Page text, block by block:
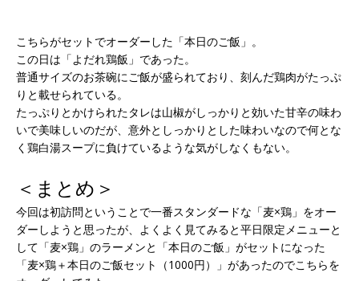
こちらがセットでオーダーした「本日のご飯」。
この日は「よだれ鶏飯」であった。
普通サイズのお茶碗にご飯が盛られており、刻んだ鶏肉がたっぷ
りと載せられている。
たっぷりとかけられたタレは山椒がしっかりと効いた甘辛の味わ
いで美味しいのだが、意外としっかりとした味わいなので何とな
く鶏白湯スープに負けているような気がしなくもない。
＜まとめ＞
今回は初訪問ということで一番スタンダードな「麦×鶏」をオー
ダーしようと思ったが、よくよく見てみると平日限定メニューと
して「麦×鶏」のラーメンと「本日のご飯」がセットになった
「麦×鶏＋本日のご飯セット（1000円）」があったのでこちらを